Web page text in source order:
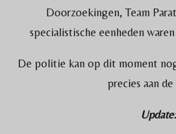
Doorzoekingen, Team
specialistische eenheden
De politie kan op dit moment
precies aan de
Update: